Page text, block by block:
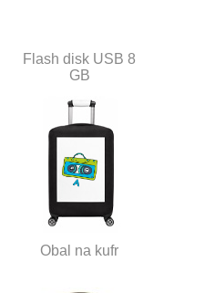
Flash disk USB 8
GB
Obal na kufr